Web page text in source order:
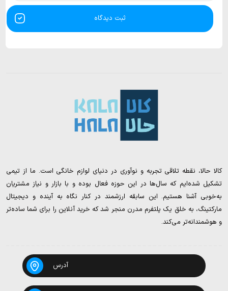
ثبت دیدگاه
کالا حالا، نقطه تلاقی تجربه و نوآوری در دنیای لوازم خانگی است. ما از تیمی
تشکیل شده‌ایم که سال‌ها در این حوزه فعال بوده و با بازار و نیاز مشتریان
به‌خوبی آشنا هستیم. این سابقه ارزشمند در کنار نگاه به آینده و دیجیتال
مارکتینگ، به خلق یک پلتفرم مدرن منجر شد که خرید آنلاین را برای شما ساده‌تر
و هوشمندانه‌تر می‌کند.
آدرس